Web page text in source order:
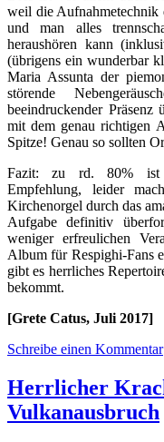
weil die
und man alles
heraushören kann
(übrigens ein wunderbar
Maria Assunta der
störende
beeindruckender Präsenz
mit dem genau richtigen
Spitze! Genau so sollten
Fazit: zu rd. 80% ist
Empfehlung, leider
Kirchenorgel durch das
Aufgabe definitiv
weniger erfreulichen
Album für Respighi-Fans
gibt es herrliches
bekommt.
[Grete Catus, Juli 2017]
Schreibe einen Kommentar
Herrlicher
Vulkanausbruch